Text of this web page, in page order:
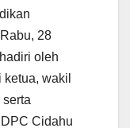
28
oleh
wakil
Cidahu